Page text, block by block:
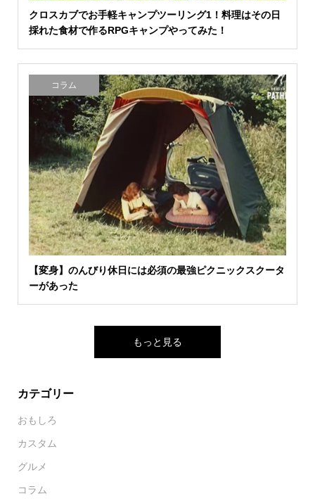
クロスカブでお手軽キャンプツーリング1！料理はその日
採れた食材で作るRPGキャンプやってみた！
コラム
【変身】のんびり休日には必須の最強ピクニックスクータ
ーがあった
もっと見る
カテゴリー
おもしろ
カスタム
グルメ
コラム